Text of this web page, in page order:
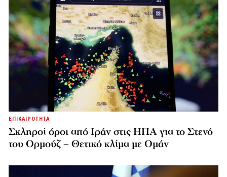
ΕΠΙΚΑΙΡΟΤΗΤΑ
Σκληροί όροι από Ιράν στις ΗΠΑ για το Στενό
του Ορμούζ – Θετικό κλίμα με Ομάν